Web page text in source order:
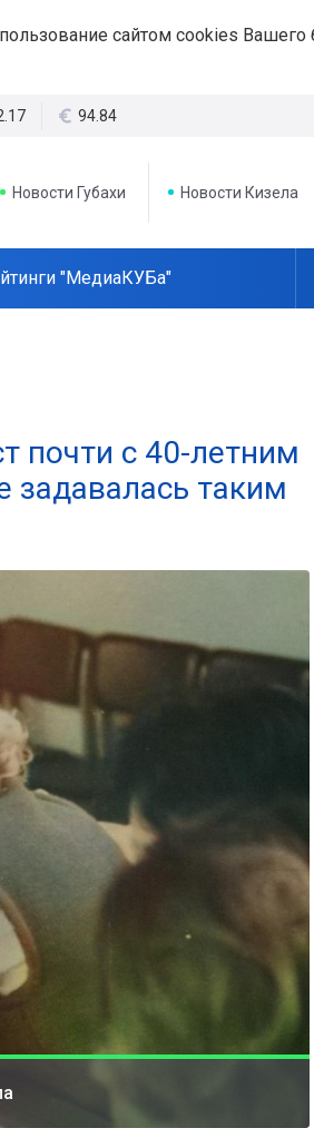
сайтом cookies Вашего
94.84
Новости Губахи Новости Кизела
"МедиаКУБа"
почти с 40-летним
задавалась таким